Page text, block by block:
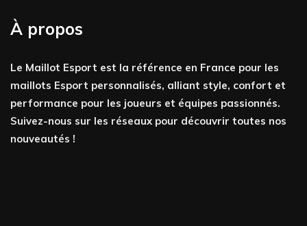
À propos
Le Maillot Esport est la référence en France pour les
maillots Esport personnalisés, alliant style, confort et
performance pour les joueurs et équipes passionnés.
Suivez-nous sur les réseaux pour découvrir toutes nos
nouveautés !